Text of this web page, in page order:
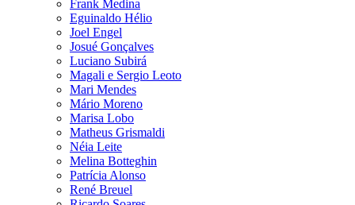
Frank Medina
Eguinaldo Hélio
Joel Engel
Josué Gonçalves
Luciano Subirá
Magali e Sergio Leoto
Mari Mendes
Mário Moreno
Marisa Lobo
Matheus Grismaldi
Néia Leite
Melina Botteghin
Patrícia Alonso
René Breuel